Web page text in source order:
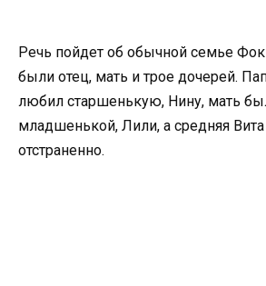
Речь пойдет об обычной семье
были отец, мать и трое дочерей.
любил старшенькую, Нину, мать
младшенькой, Лили, а средняя Вита
отстраненно.